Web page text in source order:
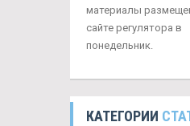
материалы
сайте регулятора в
понедельник.
КАТЕГОРИИ